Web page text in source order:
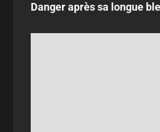
Danger après sa longue